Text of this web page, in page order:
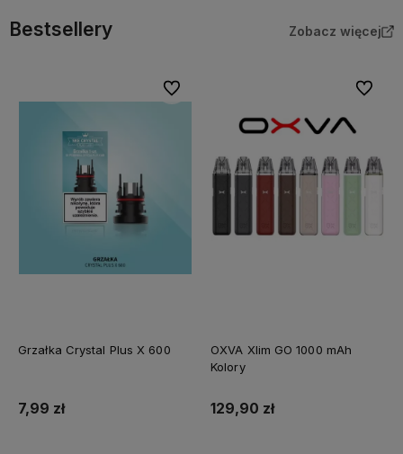
Bestsellery Zobacz więcej
Grzałka Crystal Plus X 600
7,99 zł
Do ulubionych
OXVA Xlim GO 1000 mAh
Kolory
129,90 zł
Do